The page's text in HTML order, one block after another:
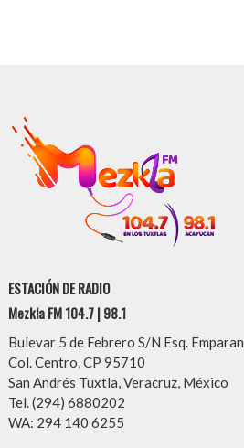
ESTACIÓN DE RADIO
Mezkla FM 104.7 | 98.1
Bulevar 5 de Febrero S/N Esq. Emparan
Col. Centro, CP 95710
San Andrés Tuxtla, Veracruz, México
Tel. (294) 6880202
WA: 294 140 6255